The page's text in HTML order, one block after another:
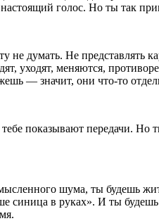
голос. Но ты так
не думать. Не
уходят, меняются,
— значит, они что-то
показывают передачи.
шума, ты будешь
в руках». И ты